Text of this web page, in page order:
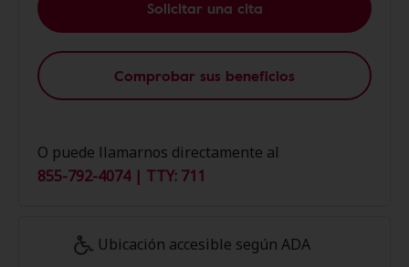
Solicitar una cita
Comprobar sus beneficios
O puede llamarnos directamente al
855-792-4074 | TTY: 711
Ubicación accesible según ADA